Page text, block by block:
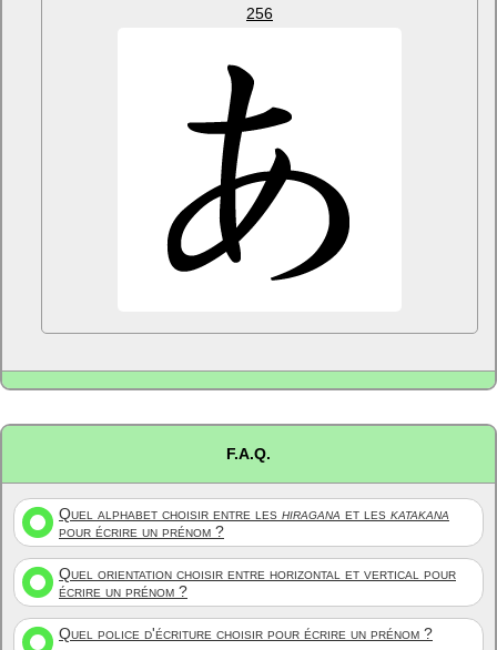
256
F.A.Q.
Quel alphabet choisir entre les hiragana et les katakana
pour écrire un prénom ?
Quel orientation choisir entre horizontal et vertical pour
écrire un prénom ?
Quel police d'écriture choisir pour écrire un prénom ?